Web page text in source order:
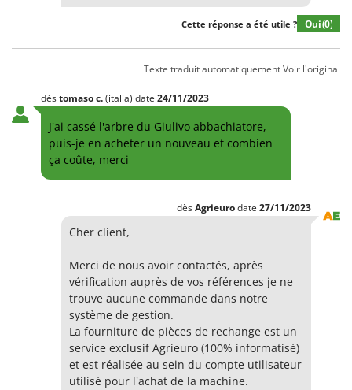
Cette réponse a été utile ? Oui(0)
Texte traduit automatiquementVoir l'original
dèstomasoc.(italia) date 24/11/2023
J'ai cassé l'arbre du Giulivo abbachiatore,
puis-je en acheter un nouveau et combien
ça coûte, merci
dèsAgrieurodate 27/11/2023
Cher client,
Merci de nous avoir contactés, après
vérification auprès de vos références je ne
trouve aucune commande dans notre
système de gestion.
La fourniture de pièces de rechange est un
service exclusif Agrieuro (100% informatisé)
et est réalisée au sein du compte utilisateur
utilisé pour l'achat de la machine.